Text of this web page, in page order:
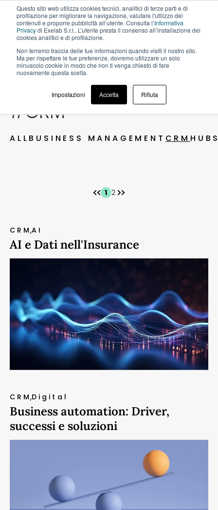
Questo sito web utilizza cookies tecnici, analitici di terze parti e di
profilazione per migliorare la navigazione, valutare l'utilizzo dei
contenuti e proporre pubblicità all’utente. Consulta l’Informativa
Privacydi Exelab S.r.l.. L’utente presta il consenso all’installazione dei
cookies analitici e di profilazione.
Non terremo traccia delle tue informazioni quando visiti il ​​nostro sito.
Ma per rispettare le tue preferenze, dovremo utilizzare un solo
minuscolo cookie in modo che non ti venga chiesto di fare
nuovamente questa scelta.
Impostazioni Accetta Rifiuta
BLOG
#CRM
ALL BUSINESS MANAGEMENT CRM
1 2
CRMAI
AI e Dati nell'Insurance
CRMDigital
Business automation: Driver,
successi e soluzioni